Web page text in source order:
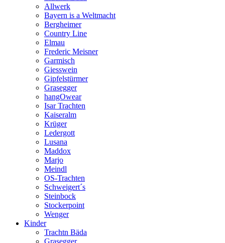
Allwerk
Bayern is a Weltmacht
Bergheimer
Country Line
Elmau
Frederic Meisner
Garmisch
Giesswein
Gipfelstürmer
Grasegger
hangOwear
Isar Trachten
Kaiseralm
Krüger
Ledergott
Lusana
Maddox
Marjo
Meindl
OS-Trachten
Schweigert´s
Steinbock
Stockerpoint
Wenger
Kinder
Trachtn Bäda
Grasegger